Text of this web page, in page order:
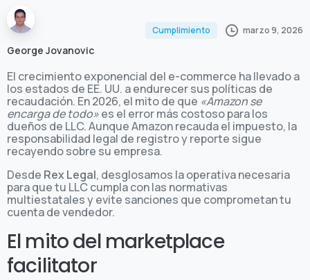
George Jovanovic
Cumplimiento marzo 9, 2026
El crecimiento exponencial del e-commerce ha llevado a
los estados de EE. UU. a endurecer sus políticas de
recaudación. En 2026, el mito de que «Amazon se
encarga de todo»es el error más costoso para los
dueños de LLC. Aunque Amazon recauda el impuesto, la
responsabilidad legal de registro y reporte sigue
recayendo sobre su empresa.
Desde Rex Legal, desglosamos la operativa necesaria
para que tu LLC cumpla con las normativas
multiestatales y evite sanciones que comprometan tu
cuenta de vendedor.
El mito del marketplace
facilitator